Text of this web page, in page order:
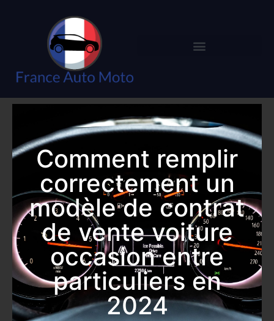
Comment remplir
correctement un
modèle de contrat
de vente voiture
occasion entre
particuliers en
2024